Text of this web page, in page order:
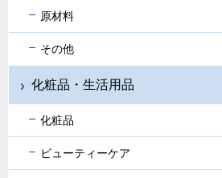
原材料
その他
化粧品・生活用品
化粧品
ビューティーケア